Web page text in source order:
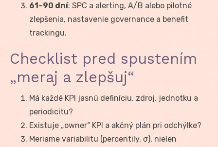
61–90 dní: SPC a alerting, A/B alebo pilotné
zlepšenia, nastavenie governance a benefit
trackingu.
Checklist pred spustením
„meraj a zlepšuj“
Má každé KPI jasnú definíciu, zdroj, jednotku a
periodicitu?
Existuje „owner“ KPI a akčný plán pri odchýlke?
Meriame variabilitu (percentily, σ), nielen